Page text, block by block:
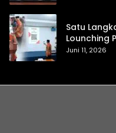
Satu
Lounching
Qris
Juni 11, 2026